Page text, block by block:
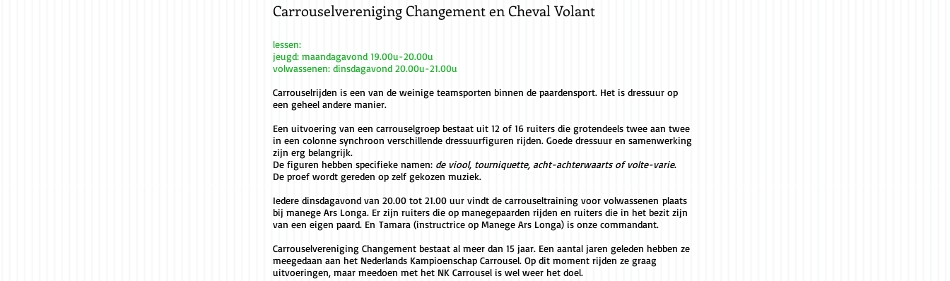
Carrouselvereniging Changement en Cheval Volant
lessen:
jeugd: maandagavond 19.00u-20.00u
volwassenen: dinsdagavond 20.00u-21.00u
Carrouselrijden is een van de weinige teamsporten binnen de paardensport. Het is dressuur op
een geheel andere manier.
Een uitvoering van een carrouselgroep bestaat uit 12 of 16 ruiters die grotendeels twee aan twee
in een colonne synchroon verschillende dressuurfiguren rijden. Goede dressuur en samenwerking
zijn erg belangrijk.
De figuren hebben specifieke namen: de viool, tourniquette, acht-achterwaarts of volte-varie.
De proef wordt gereden op zelf gekozen muziek.
Iedere dinsdagavond van 20.00 tot 21.00 uur vindt de carrouseltraining voor volwassenen plaats
bij manege Ars Longa. Er zijn ruiters die op manegepaarden rijden en ruiters die in het bezit zijn
van een eigen paard. En Tamara (instructrice op Manege Ars Longa) is onze commandant.
Carrouselvereniging Changement bestaat al meer dan 15 jaar. Een aantal jaren geleden hebben ze
meegedaan aan het Nederlands Kampioenschap Carrousel. Op dit moment rijden ze graag
uitvoeringen, maar meedoen met het NK Carrousel is wel weer het doel.